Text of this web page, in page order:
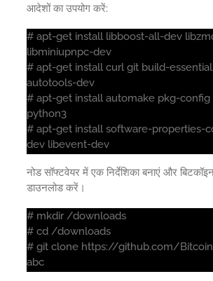
आदेशों का उपयोग करें:
# apt-get install libboost-all-dev
libminiupnpc-dev
# apt-get install curl git build-
autotools-dev
# apt-get install automake pkg-config
python3
# apt-get install software-properties-
dev libevent-dev
नोड सॉफ्टवेयर में एक निर्देशिका बनाएं और
डाउनलोड करें।
# mkdir /downloads
# cd /downloads
# git clone https://github.com/
abc